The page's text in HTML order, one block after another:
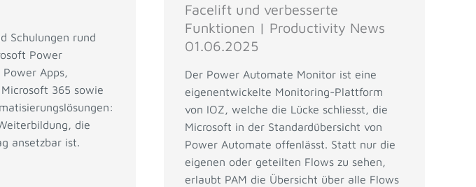
Schulungen rund
Power
Apps,
365 sowie
die
ansetzbar ist.
Facelift und verbesserte
Funktionen | Productivity News
01.06.2025
Der Power Automate Monitor ist eine
eigenentwickelte Monitoring-Plattform
von IOZ, welche die Lücke schliesst, die
Microsoft in der Standardübersicht von
Power Automate offenlässt. Statt nur die
eigenen oder geteilten Flows zu sehen,
erlaubt PAM die Übersicht über alle Flows